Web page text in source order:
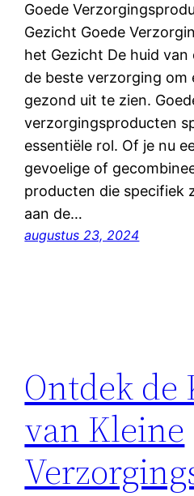
Goede
Gezicht Goede
het Gezicht De huid
de beste verzorging om
gezond uit te zien.
verzorgingsproducten
essentiële rol. Of je nu
gevoelige of
producten die specifiek
aan de…
augustus 23, 2024
Ontdek de
van Kleine